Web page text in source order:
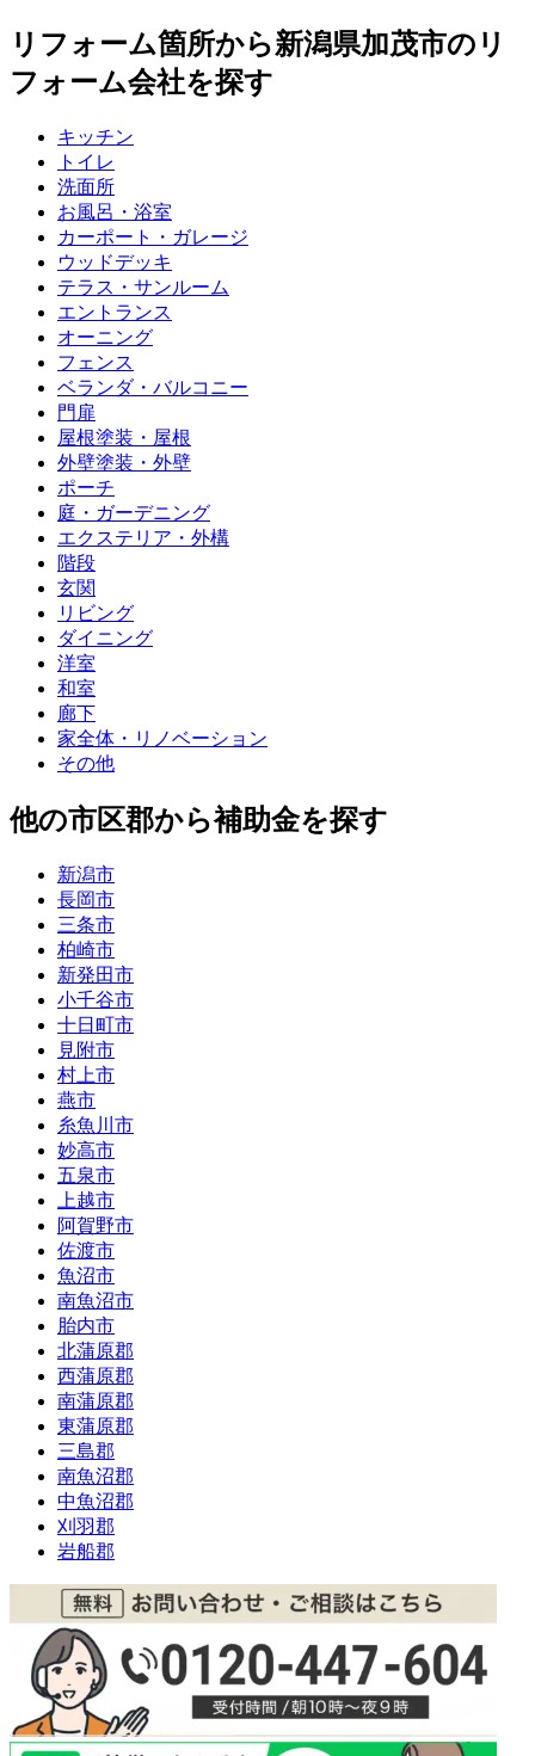
リフォーム箇所から新潟県加茂市のリ
フォーム会社を探す
キッチン
トイレ
洗面所
お風呂・浴室
カーポート・ガレージ
ウッドデッキ
テラス・サンルーム
エントランス
オーニング
フェンス
ベランダ・バルコニー
門扉
屋根塗装・屋根
外壁塗装・外壁
ポーチ
庭・ガーデニング
エクステリア・外構
階段
玄関
リビング
ダイニング
洋室
和室
廊下
家全体・リノベーション
その他
他の市区郡から補助金を探す
新潟市
長岡市
三条市
柏崎市
新発田市
小千谷市
十日町市
見附市
村上市
燕市
糸魚川市
妙高市
五泉市
上越市
阿賀野市
佐渡市
魚沼市
南魚沼市
胎内市
北蒲原郡
西蒲原郡
南蒲原郡
東蒲原郡
三島郡
南魚沼郡
中魚沼郡
刈羽郡
岩船郡